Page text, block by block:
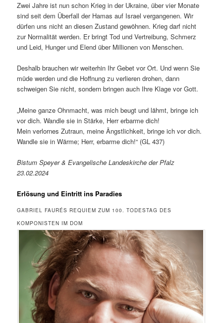
Zwei Jahre ist nun schon Krieg in der Ukraine, über vier Monate
sind seit dem Überfall der Hamas auf Israel vergangenen. Wir
dürfen uns nicht an diesen Zustand gewöhnen. Krieg darf nicht
zur Normalität werden. Er bringt Tod und Vertreibung, Schmerz
und Leid, Hunger und Elend über Millionen von Menschen.
Deshalb brauchen wir weiterhin Ihr Gebet vor Ort. Und wenn Sie
müde werden und die Hoffnung zu verlieren drohen, dann
schweigen Sie nicht, sondern bringen auch Ihre Klage vor Gott.
„Meine ganze Ohnmacht, was mich beugt und lähmt, bringe ich
vor dich. Wandle sie in Stärke, Herr erbarme dich!
Mein verlornes Zutraun, meine Ängstlichkeit, bringe ich vor dich.
Wandle sie in Wärme; Herr, erbarme dich!“ (GL 437)
Bistum Speyer & Evangelische Landeskirche der Pfalz
23.02.2024
Erlösung und Eintritt ins Paradies
GABRIEL FAURÉS REQUIEM ZUM 100. TODESTAG DES
KOMPONISTEN IM DOM